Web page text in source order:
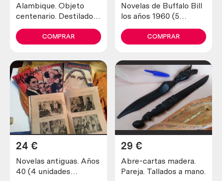
Alambique. Objeto
centenario. Destilador
cobre. 80 litros.
COMPRAR
Novelas de Buffalo Bill
los años 1960 (5
COMPRAR
Novelas antiguas. Años
40 (4 unidades
24 €
Abre-cartas madera.
Pareja. Tallados a mano.
29 €